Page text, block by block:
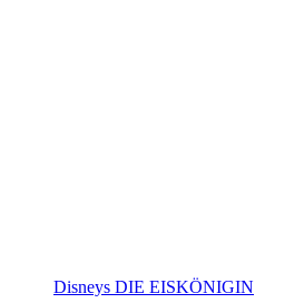
Disneys DIE EISKÖNIGIN